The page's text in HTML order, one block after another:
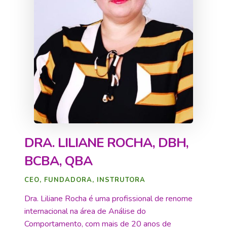
DRA. LILIANE ROCHA, DBH,
BCBA, QBA
CEO, FUNDADORA, INSTRUTORA
Dra. Liliane Rocha é uma profissional de renome
internacional na área de Análise do
Comportamento, com mais de 20 anos de